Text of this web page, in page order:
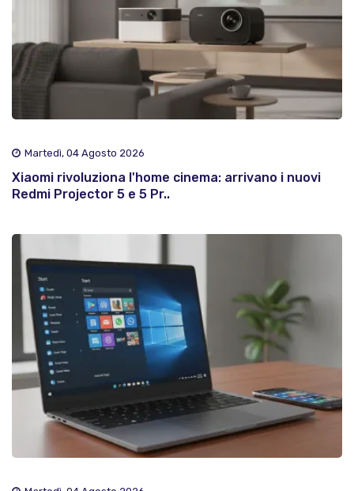
Martedì, 04 Agosto 2026
Xiaomi rivoluziona l'home cinema: arrivano i nuovi
Redmi Projector 5 e 5 Pr..